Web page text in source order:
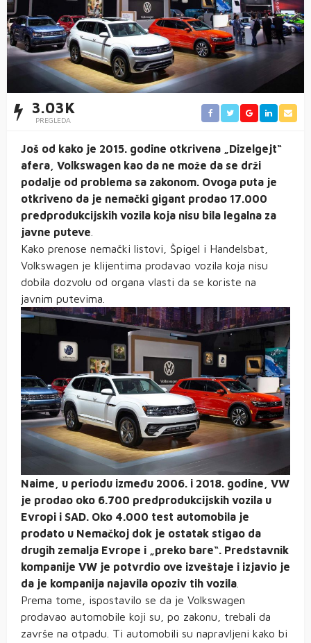
3.03K
PREGLEDA
Još od kako je 2015. godine otkrivena „Dizelgejt“
afera, Volkswagen kao da ne može da se drži
podalje od problema sa zakonom. Ovoga puta je
otkriveno da je nemački gigant prodao 17.000
predprodukcijskih vozila koja nisu bila legalna za
javne puteve
Kako prenose nemački listovi, Špigel i Handelsbat,
Volkswagen je klijentima prodavao vozila koja nisu
dobila dozvolu od organa vlasti da se koriste na
javnim putevima.
Naime, u periodu između 2006. i 2018. godine, VW
je prodao oko 6.700 predprodukcijskih vozila u
Evropi i SAD. Oko 4.000 test automobila je
prodato u Nemačkoj dok je ostatak stigao da
drugih zemalja Evrope i „preko bare“. Predstavnik
kompanije VW je potvrdio ove izveštaje i izjavio je
da je kompanija najavila opoziv tih vozila
Prema tome, ispostavilo se da je Volkswagen
prodavao automobile koji su, po zakonu, trebali da
završe na otpadu. Ti automobili su napravljeni kako bi